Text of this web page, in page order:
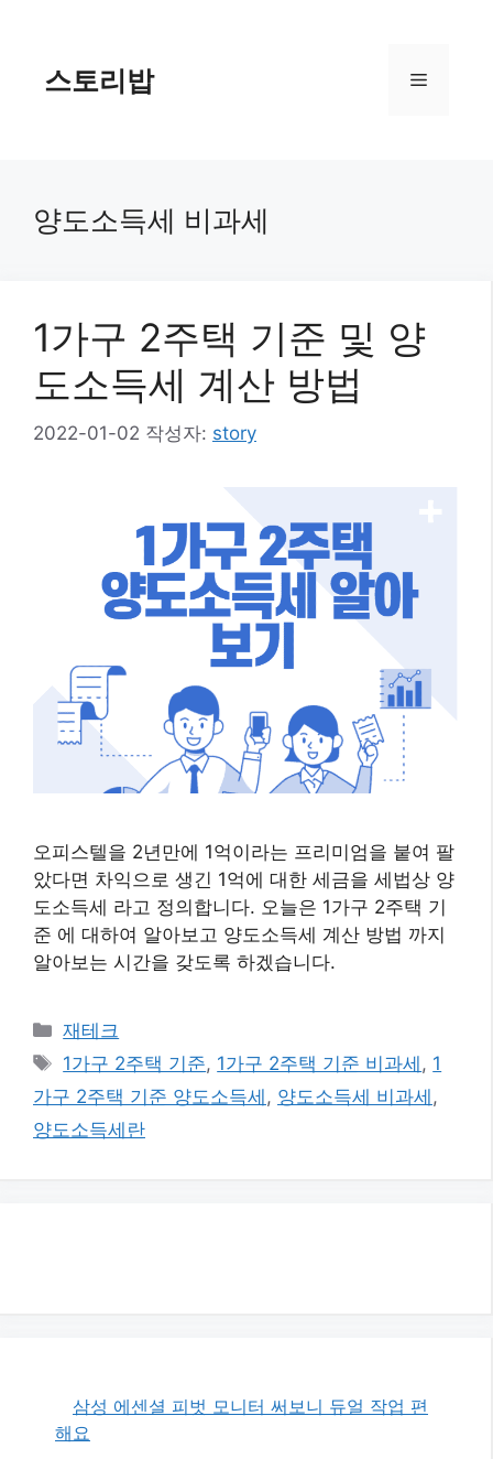
스토리밥 메
양도소득세 비과세
1가구 2주택 기준 및 양
도소득세 계산 방법
2022-01-02 작성자: story
오피스텔을 2년만에 1억이라는 프리미엄을 붙여 팔
았다면 차익으로 생긴 1억에 대한 세금을 세법상 양
도소득세 라고 정의합니다. 오늘은 1가구 2주택 기
준 에 대하여 알아보고 양도소득세 계산 방법 까지
알아보는 시간을 갖도록 하겠습니다.
카
테
리
재테크
태
그
1가구 2주택 기준, 1가구 2주택 기준 비과세 , 1
가구 2주택 기준 양도소득세 , 양도소득세 비과세 ,
양도소득세란
삼성 에센셜 피벗 모니터 써보니 듀얼 작업 편
해요